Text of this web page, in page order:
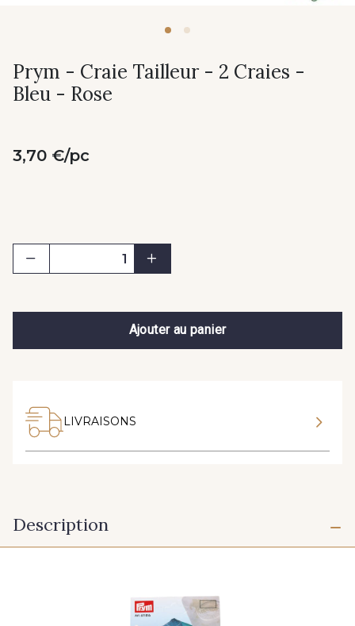
Prym - Craie Tailleur - 2 Craies -
Bleu - Rose
3,70 €/pc
Ajouter au panier
LIVRAISONS
Description